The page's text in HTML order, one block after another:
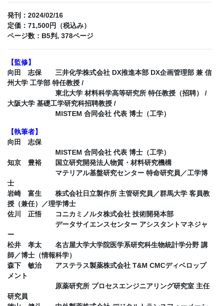
発刊：2024/02/16
定価：71,500円（税込み）
ページ数：B5判, 378ページ
【監修】
向田 志保 三井化学株式会社 DX推進本部 DX企画管理部 兼 信
州大学 工学部 特任教授 /
東北大学 材料科学高等研究所 特任教授（招聘） /
大阪大学 基礎工学研究科招聘教授 /
MISTEM 合同会社 代表 博士（工学）
【執筆者】
向田 志保
MISTEM 合同会社 代表 博士（工学）
知京 豊裕 国立研究開発法人物質・材料研究機構
マテリアル基盤研究センター 特命研究員／工学博
士
岩崎 富生 株式会社日立製作所 主管研究員／群馬大学 客員教
授（兼任）／理学博士
佐川 正悟 コニカミノルタ株式会社 技術開発本部
データサイエンスセンター アシスタントマネジャ
ー
松井 孝太 名古屋大学大学院医学系研究科生物統計学分野 講
師／博士（情報科学）
森下 敏治 アステラス製薬株式会社 T&M CMCディベロップ
メント
原薬研究所 プロセスエンジニアリング研究室 主任
研究員